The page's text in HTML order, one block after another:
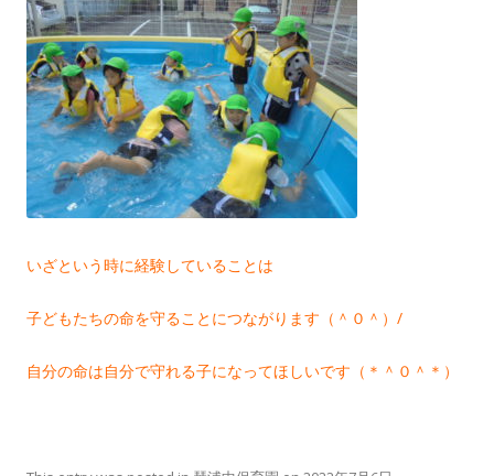
いざという時に経験していることは
子どもたちの命を守ることにつながります（＾０＾）/
自分の命は自分で守れる子になってほしいです（＊＾０＾＊）